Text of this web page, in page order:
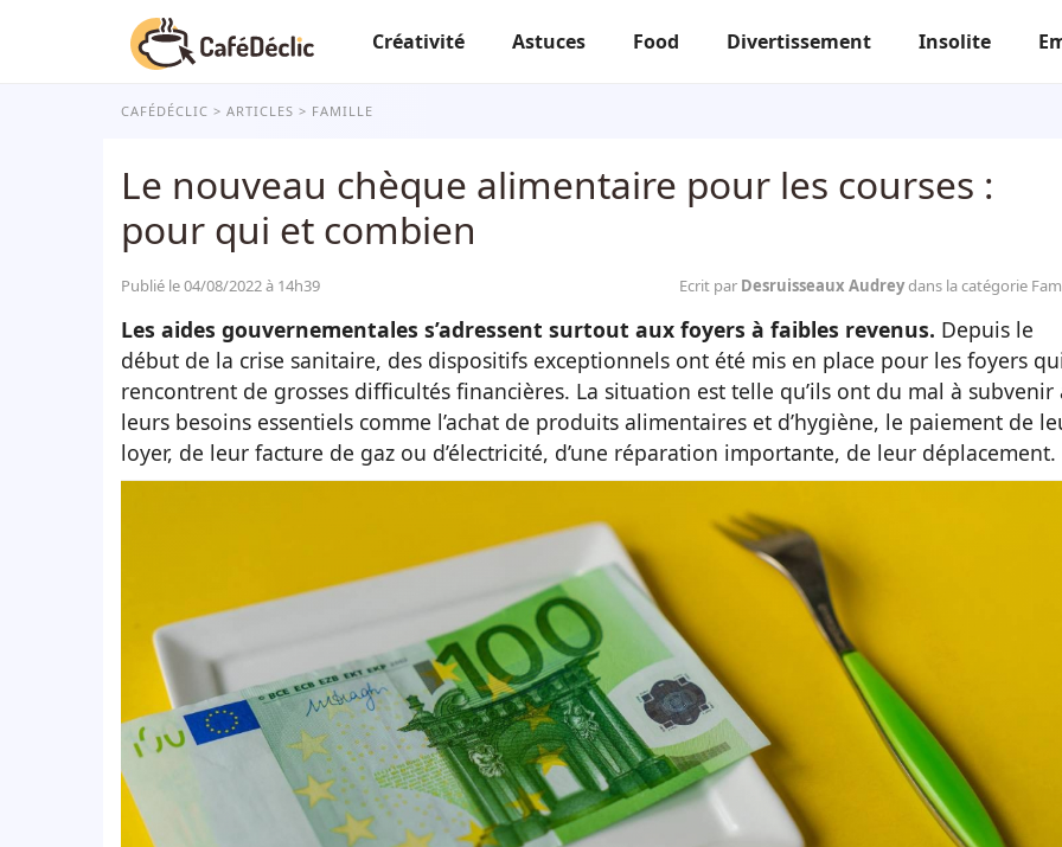
Créativité Astuces Food Divertissement Insolite
CAFÉDÉCLIC ARTICLES FAMILLE
Le nouveau chèque alimentaire pour les courses :
pour qui et combien
Publié le 04/08/2022 à 14h39 Ecrit par Desruisseaux Audreydans la catégorie
Les aides gouvernementales s’adressent surtout aux foyers à faibles revenus. Depuis le
début de la crise sanitaire, des dispositifs exceptionnels ont été mis en place pour les foyers
rencontrent de grosses difficultés financières. La situation est telle qu’ils ont du mal à subvenir
leurs besoins essentiels comme l’achat de produits alimentaires et d’hygiène, le paiement de
loyer, de leur facture de gaz ou d’électricité, d’une réparation importante, de leur déplacement.